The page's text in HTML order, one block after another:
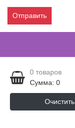
Отправить
0 товаров
Сумма: 0
Очистить